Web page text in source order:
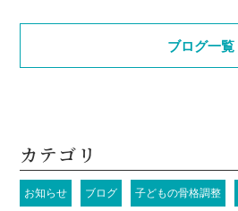
ブログ一覧
カテゴリ
お知らせ ブログ 子どもの骨格調整